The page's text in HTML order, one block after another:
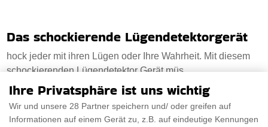
Das schockierende Lügendetektorgerät
hock jeder mit ihren Lügen oder Ihre Wahrheit. Mit diesem
schockierenden Lügendetektor Gerät müs
PRÜFEN SIE ES AUS
Ihre Privatsphäre ist uns wichtig
Wir und unsere 28 Partner speichern und/ oder greifen auf
Informationen auf einem Gerät zu, z.B. auf eindeutige Kennungen